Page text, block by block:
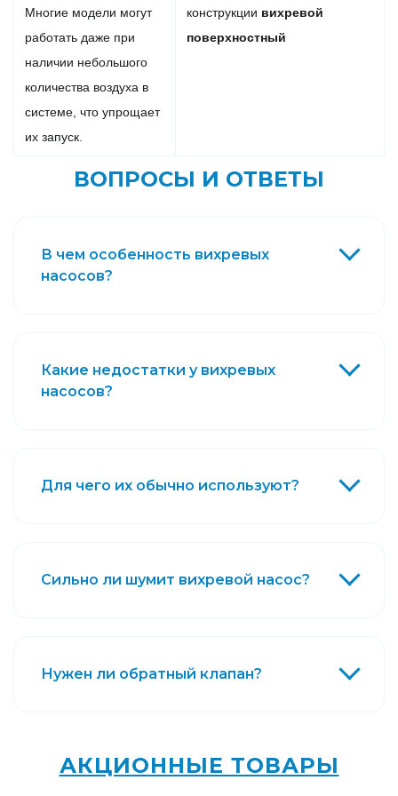
Многие модели могут
работать даже при
наличии небольшого
количества воздуха в
системе, что упрощает
их запуск.
конструкции вихревой
поверхностный
ВОПРОСЫ И ОТВЕТЫ
В чем особенность вихревых
насосов?
Какие недостатки у вихревых
насосов?
Для чего их обычно используют?
Сильно ли шумит вихревой насос?
Нужен ли обратный клапан?
АКЦИОННЫЕ ТОВАРЫ